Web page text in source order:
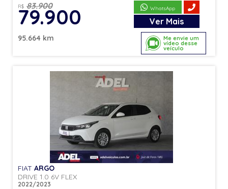
Me envie um
vídeo desse
veículo
R$ 83.900
79.900 WhatsApp
Ver Mais
95.664 km
FIAT ARGO
DRIVE 1.0 6V FLEX
2022/2023